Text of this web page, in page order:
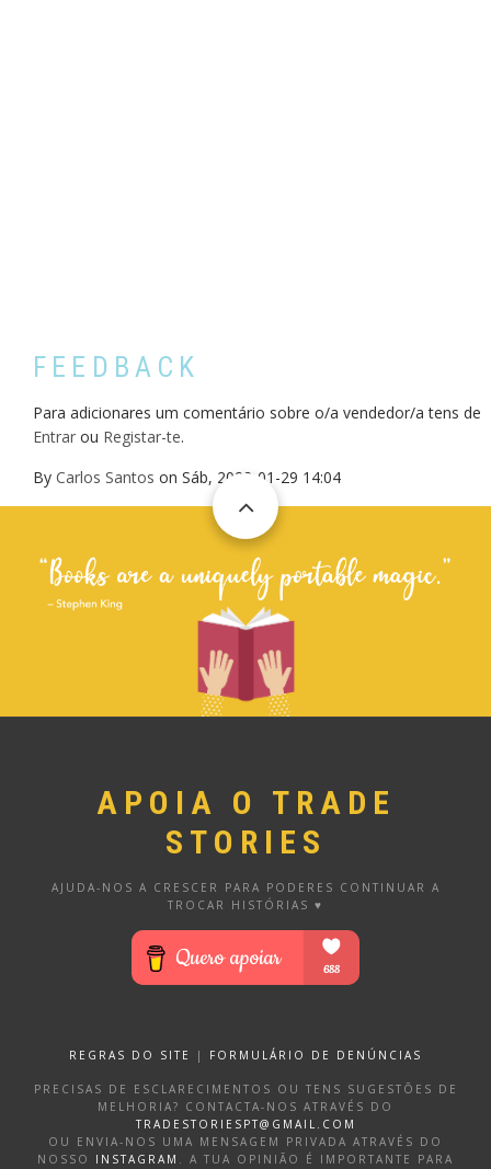
FEEDBACK
Para adicionares um comentário sobre o/a vendedor/a tens de
Entrar ou Registar-te.
By Carlos Santos on Sáb, 2022-01-29 14:04
APOIA O TRADE
STORIES
AJUDA-NOS A CRESCER PARA PODERES CONTINUAR A
TROCAR HISTÓRIAS ♥
REGRAS DO SITE | FORMULÁRIO DE DENÚNCIAS
PRECISAS DE ESCLARECIMENTOS OU TENS SUGESTÕES DE
MELHORIA? CONTACTA-NOS ATRAVÉS DO
TRADESTORIESPT@GMAIL.COM
OU ENVIA-NOS UMA MENSAGEM PRIVADA ATRAVÉS DO
NOSSO INSTAGRAM . A TUA OPINIÃO É IMPORTANTE PARA